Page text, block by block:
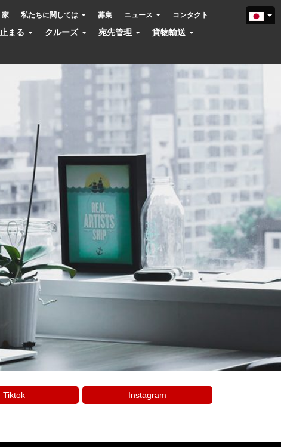
家 私たちに関しては 募集 ニュース コンタクト
止まる クルーズ 宛先管理
貨物輸送
Tiktok Instagram